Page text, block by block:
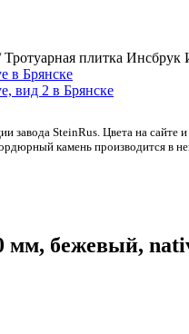
Тротуарная плитка
SteinRus. Цвета на сайте
камень производится в
мм, бежевый,